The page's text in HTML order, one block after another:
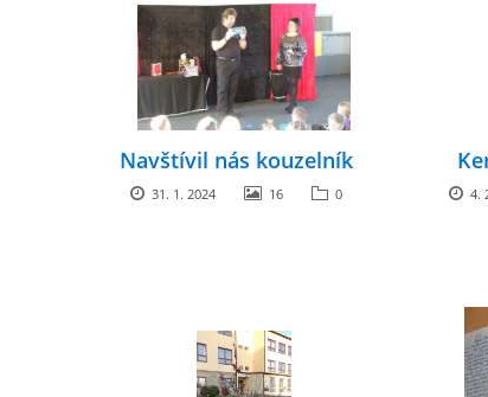
Navštívil nás kouzelník
31. 1. 2024 16 0 4.